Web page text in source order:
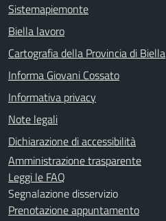
Sistemapiemonte
Biella lavoro
Cartografia della Provincia di Biella
Informa Giovani Cossato
Informativa privacy
Note legali
Dichiarazione di accessibilità
Amministrazione trasparente
Leggi le FAQ
Segnalazione disservizio
Prenotazione appuntamento